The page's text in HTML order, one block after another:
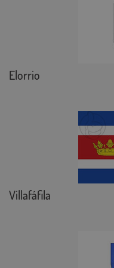
Elorrio
Villafáfila